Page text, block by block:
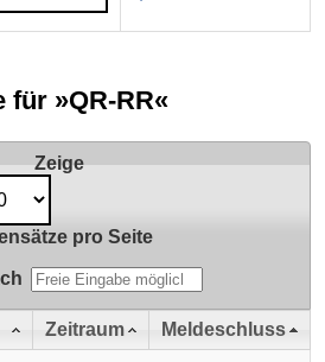
für »QR-RR«
Zeige
pro Seite
Zeitraum Meldeschluss